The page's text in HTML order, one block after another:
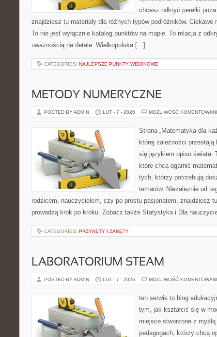
chcesz odkryć perełki
znajdziesz tu materiały dla różnych typów podróżników.
To nie jest wyłącznie katalog punktów na mapie. To relacja z
uważnością na detale. Wielkopolska […]
CATEGORIES: NAJLEPSZE PUNKTY WIDOKOWE
METODY NUMERYCZNE
POSTED BY ADMIN LUT - 7 - 2026 MOŻLIWOŚĆ
Strona „Matematyka dla
której zależności
się językiem opisu świata.
które chcą ogarnić
tych, którzy potrzebują
tematów. Niezależnie od
rodzicem, nauczycielem, czy po prostu pasjonatem, znajdziesz
prowadzą krok po kroku. Zobacz także Statystyka i Dla
CATEGORIES: PRZYNĘTY I ZANĘTY
LABORATORIUM STEAM
POSTED BY ADMIN LUT - 7 - 2026 MOŻLIWOŚĆ
ten serwis to blog
tym, jak kształcić się w
miejsce stworzone z
pedagogach, którzy chcą